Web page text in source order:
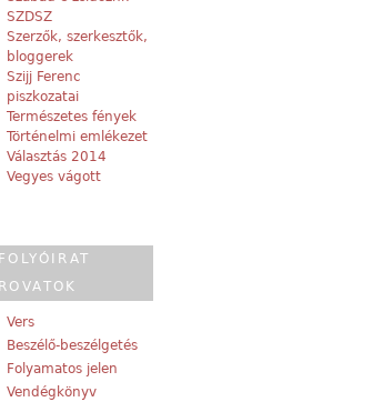
SZDSZ
Szerzők, szerkesztők,
bloggerek
Szijj Ferenc
piszkozatai
Természetes fények
Történelmi emlékezet
Választás 2014
Vegyes vágott
FOLYÓIRAT
ROVATOK
Vers
Beszélő-beszélgetés
Folyamatos jelen
Vendégkönyv